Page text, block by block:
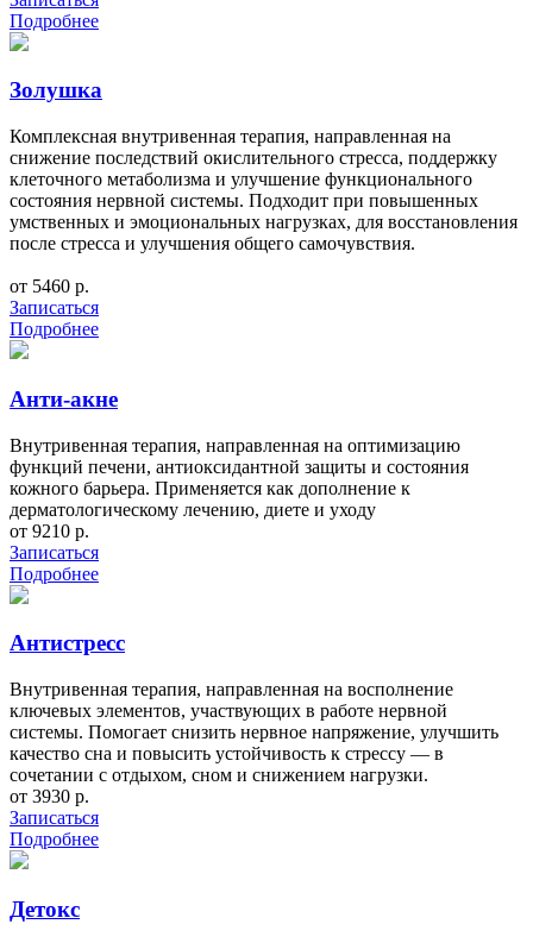
Подробнее
Золушка
Комплексная внутривенная терапия, направленная на
снижение последствий окислительного стресса, поддержку
клеточного метаболизма и улучшение функционального
состояния нервной системы. Подходит при повышенных
умственных и эмоциональных нагрузках, для восстановления
после стресса и улучшения общего самочувствия.
от 5460 р.
Записаться
Подробнее
Анти-акне
Внутривенная терапия, направленная на оптимизацию
функций печени, антиоксидантной защиты и состояния
кожного барьера. Применяется как дополнение к
дерматологическому лечению, диете и уходу
от 9210 р.
Записаться
Подробнее
Антистресс
Внутривенная терапия, направленная на восполнение
ключевых элементов, участвующих в работе нервной
системы. Помогает снизить нервное напряжение, улучшить
качество сна и повысить устойчивость к стрессу — в
сочетании с отдыхом, сном и снижением нагрузки.
от 3930 р.
Записаться
Подробнее
Детокс